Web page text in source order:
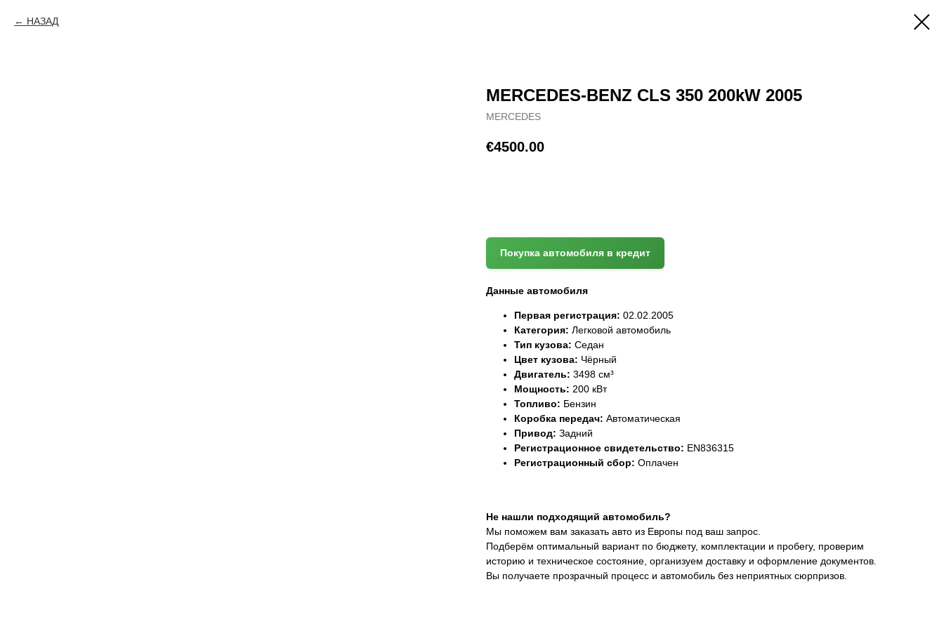
НАЗАД
MERCEDES-BENZ CLS 350 200kW 2005
MERCEDES
€4500.00
Покупка автомобиля в кредит
Данные автомобиля
Первая регистрация: 02.02.2005
Категория: Легковой автомобиль
Тип кузова: Седан
Цвет кузова: Чёрный
Двигатель: 3498 см³
Мощность: 200 кВт
Топливо: Бензин
Коробка передач: Автоматическая
Привод: Задний
Регистрационное свидетельство: EN836315
Регистрационный сбор: Оплачен
Не нашли подходящий автомобиль?
Мы поможем вам заказать авто из Европы под ваш запрос.
Подберём оптимальный вариант по бюджету, комплектации и пробегу, проверим
историю и техническое состояние, организуем доставку и оформление документов.
Вы получаете прозрачный процесс и автомобиль без неприятных сюрпризов.